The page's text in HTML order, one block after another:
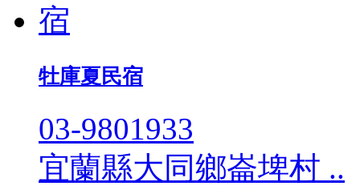
牡庫夏民宿
03-9801933
宜蘭縣大同鄉崙埤村 ..